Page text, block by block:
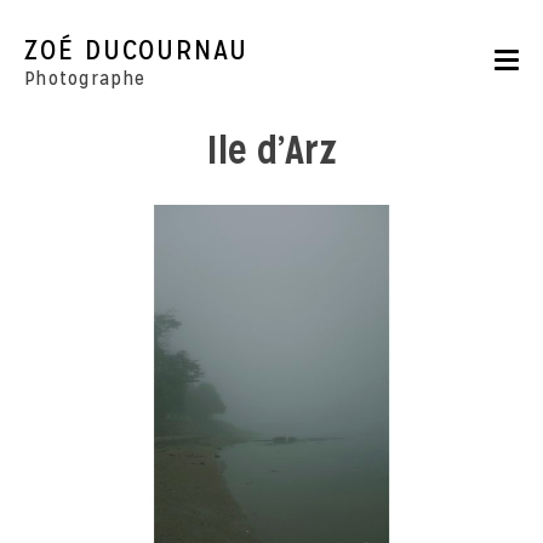
to
content
ZOÉ DUCOURNAU
Photographe
Ile d’Arz
Portraits
Reportages
BOUTIQUE